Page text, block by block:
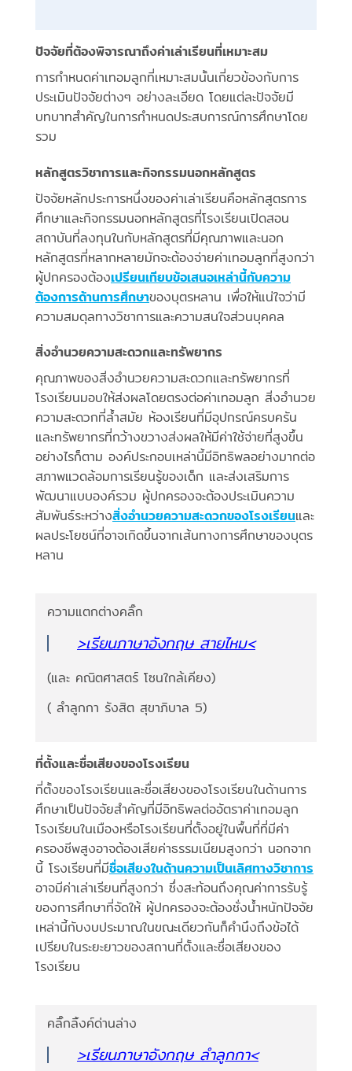
ปัจจัยที่ต้องพิจารณาถึงค่าเล่าเรียนที่เหมาะสม
การกำหนดค่าเทอมลูกที่เหมาะสมนั้นเกี่ยวข้องกับการ
ประเมินปัจจัยต่างๆ อย่างละเอียด โดยแต่ละปัจจัยมี
บทบาทสำคัญในการกำหนดประสบการณ์การศึกษาโดย
รวม
หลักสูตรวิชาการและกิจกรรมนอกหลักสูตร
ปัจจัยหลักประการหนึ่งของค่าเล่าเรียนคือหลักสูตรการ
ศึกษาและกิจกรรมนอกหลักสูตรที่โรงเรียนเปิดสอน
สถาบันที่ลงทุนในกับหลักสูตรที่มีคุณภาพและนอก
หลักสูตรที่หลากหลายมักจะต้องจ่ายค่าเทอมลูกที่สูงกว่า
ผู้ปกครองต้องเปรียนเทียบข้อเสนอเหล่านี้กับความ
ต้องการด้านการศึกษาของบุตรหลาน เพื่อให้แน่ใจว่ามี
ความสมดุลทางวิชาการและความสนใจส่วนบุคคล
สิ่งอำนวยความสะดวกและทรัพยากร
คุณภาพของสิ่งอำนวยความสะดวกและทรัพยากรที่
โรงเรียนมอบให้ส่งผลโดยตรงต่อค่าเทอมลูก สิ่งอำนวย
ความสะดวกที่ล้ำสมัย ห้องเรียนที่มีอุปกรณ์ครบครัน
และทรัพยากรที่กว้างขวางส่งผลให้มีค่าใช้จ่ายที่สูงขึ้น
อย่างไรก็ตาม องค์ประกอบเหล่านี้มีอิทธิพลอย่างมากต่อ
สภาพแวดล้อมการเรียนรู้ของเด็ก และส่งเสริมการ
พัฒนาแบบองค์รวม ผู้ปกครองจะต้องประเมินความ
สัมพันธ์ระหว่างสิ่งอำนวยความสะดวกของโรงเรียนและ
ผลประโยชน์ที่อาจเกิดขึ้นจากเส้นทางการศึกษาของบุตร
หลาน
ความแตกต่างคลิ๊ก
>เรียนภาษาอังกฤษ สายไหม<
(และ คณิตศาสตร์ โซนใกล้เคียง)
( ลำลูกกา รังสิต สุขาภิบาล 5)
ที่ตั้งและชื่อเสียงของโรงเรียน
ที่ตั้งของโรงเรียนและชื่อเสียงของโรงเรียนในด้านการ
ศึกษาเป็นปัจจัยสำคัญที่มีอิทธิพลต่ออัตราค่าเทอมลูก
โรงเรียนในเมืองหรือโรงเรียนที่ตั้งอยู่ในพื้นที่ที่มีค่า
ครองชีพสูงอาจต้องเสียค่าธรรมเนียมสูงกว่า นอกจาก
นี้ โรงเรียนที่มีชื่อเสียงในด้านความเป็นเลิศทางวิชาการ
อาจมีค่าเล่าเรียนที่สูงกว่า ซึ่งสะท้อนถึงคุณค่าการรับรู้
ของการศึกษาที่จัดให้ ผู้ปกครองจะต้องชั่งน้ำหนักปัจจัย
เหล่านี้กับงบประมาณในขณะเดียวกันก็คำนึงถึงข้อได้
เปรียบในระยะยาวของสถานที่ตั้งและชื่อเสียงของ
โรงเรียน
คลิ๊กลิ้งค์ด่านล่าง
>เรียนภาษาอังกฤษ ลำลูกกา<